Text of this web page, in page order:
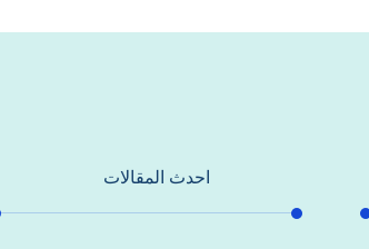
احدث المقالات